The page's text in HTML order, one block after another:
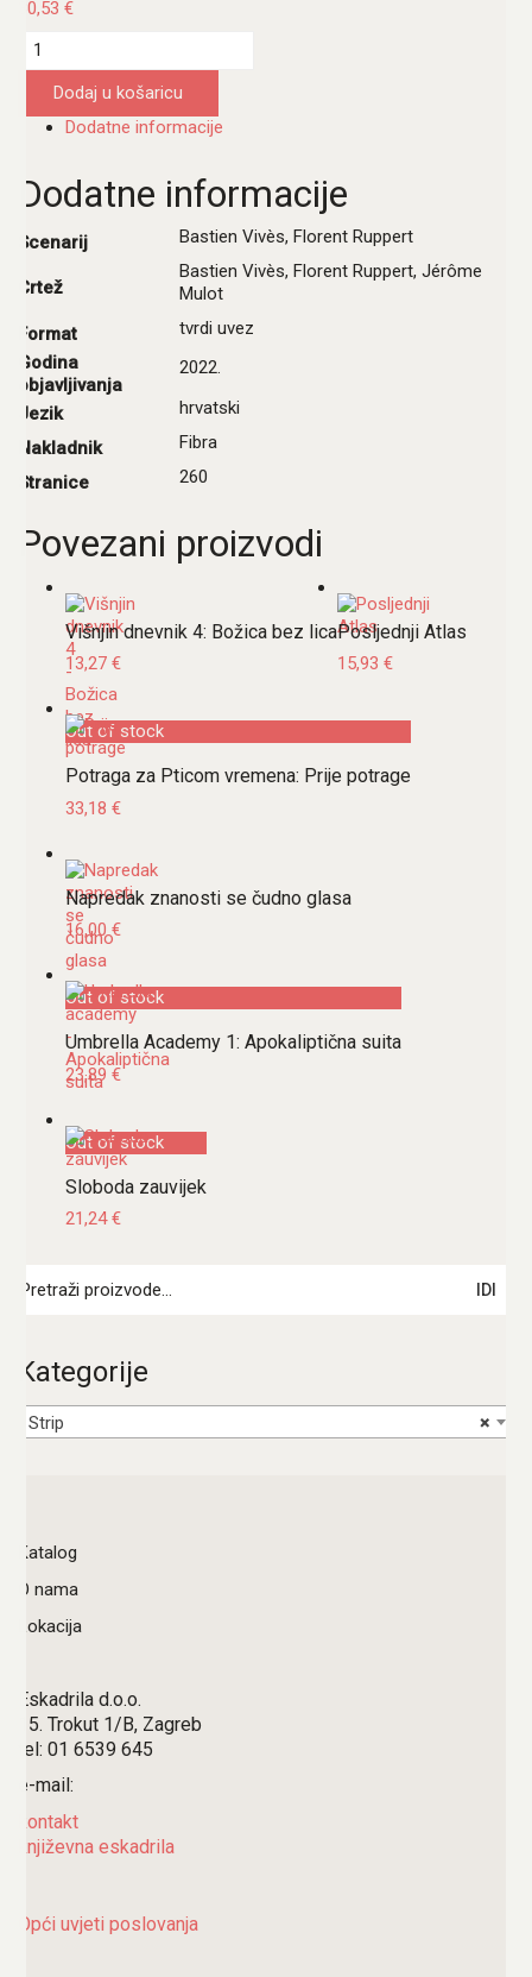
30,53 €
Velika
odaliska
količinaDodaj u košaricu
Dodatne informacije
Dodatne informacije
Scenarij Bastien Vivès, Florent Ruppert
Crtež
Bastien Vivès, Florent Ruppert, Jérôme
Mulot
Format
tvrdi uvez
Godina
objavljivanja
2022.
Jezik
hrvatski
Nakladnik
Fibra
Stranice
260
Povezani proizvodi
Višnjin dnevnik 4: Božica bez lica
13,27 €
Posljednji Atlas
15,93 €
Out of stock
Potraga za Pticom vremena: Prije potrage
33,18 €
Napredak znanosti se čudno glasa
16,00€
Out of stock
Umbrella Academy 1: Apokaliptična suita
23,89 €
Out of stock
Sloboda zauvijek
21,24€
IDI
Kategorije
×
Strip
Katalog
O nama
Lokacija
Eskadrila d.o.o.
15. Trokut 1/B, Zagreb
tel: 01 6539 645
e-mail:
kontakt
književna eskadrila
Opći uvjeti poslovanja